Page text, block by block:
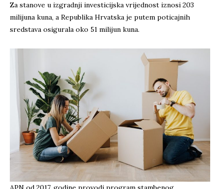
Za stanove u izgradnji investicijska vrijednost iznosi 203
milijuna kuna, a Republika Hrvatska je putem poticajnih
sredstava osigurala oko 51 milijun kuna.